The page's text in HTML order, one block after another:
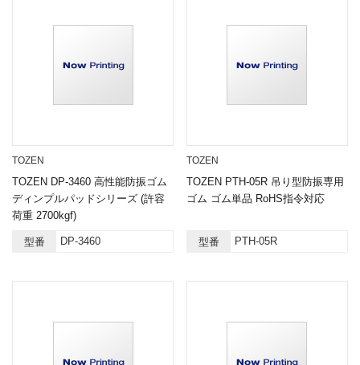
TOZEN
TOZEN DP-3460 高性能防振ゴム
ディンプルパッドシリーズ (許容
荷重 2700kgf)
型番 DP-3460
TOZEN
TOZEN PTH-05R 吊り型防振専用
ゴム ゴム単品 RoHS指令対応
型番 PTH-05R